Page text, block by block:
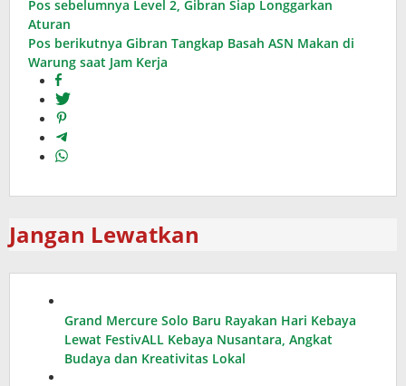
Navigasi
pos
Pos sebelumnya Level 2, Gibran Siap Longgarkan
Aturan
Pos berikutnya Gibran Tangkap Basah ASN Makan di
Warung saat Jam Kerja
Jangan Lewatkan
Grand Mercure Solo Baru Rayakan Hari Kebaya
Lewat FestivALL Kebaya Nusantara, Angkat
Budaya dan Kreativitas Lokal